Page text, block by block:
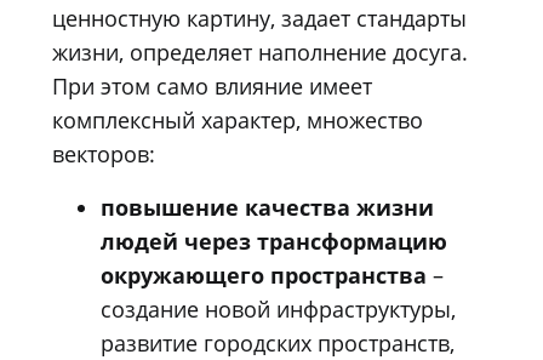
ценностную картину, задает стандарты
жизни, определяет наполнение досуга.
При этом само влияние имеет
комплексный характер, множество
векторов:
повышение качества жизни
людей через трансформацию
окружающего пространства –
создание новой инфраструктуры,
развитие городских пространств,